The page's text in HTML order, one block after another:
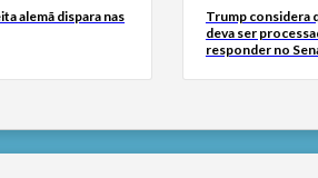
alemã dispara nas
Trump considera
deva ser
responder no